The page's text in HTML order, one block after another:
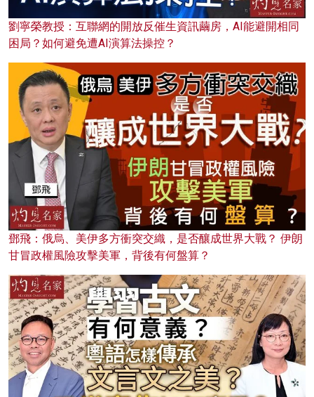
劉寧榮教授：互聯網的開放反催生資訊繭房，AI能避開相同
困局？如何避免遭AI演算法操控？
鄧飛：俄烏、美伊多方衝突交織，是否釀成世界大戰？ 伊朗
甘冒政權風險攻擊美軍，背後有何盤算？